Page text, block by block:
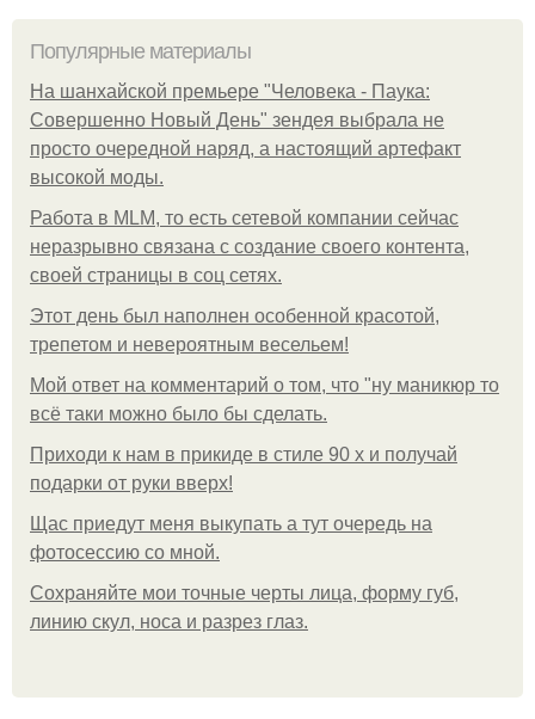
Популярные материалы
На шанхайской премьере "Человека - Паука:
Совершенно Новый День" зендея выбрала не
просто очередной наряд, а настоящий артефакт
высокой моды.
Работа в MLM, то есть сетевой компании сейчас
неразрывно связана с создание своего контента,
своей страницы в соц сетях.
Этот день был наполнен особенной красотой,
трепетом и невероятным весельем!
Мой ответ на комментарий о том, что "ну маникюр то
всё таки можно было бы сделать.
Приходи к нам в прикиде в стиле 90 х и получай
подарки от руки вверх!
Щас приедут меня выкупать а тут очередь на
фотосессию со мной.
Сохраняйте мои точные черты лица, форму губ,
линию скул, носа и разрез глаз.